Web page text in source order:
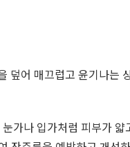
덮어 매끄럽고 윤기나는
가나 입가처럼 피부가 얇